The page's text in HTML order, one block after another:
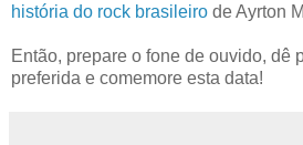
história do rock brasileiro de Ayrton
Então, prepare o fone de ouvido, dê
preferida e comemore esta data!